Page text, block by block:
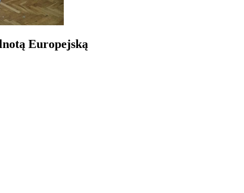
Europejską